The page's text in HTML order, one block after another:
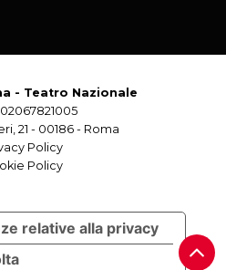
- Teatro Nazionale
21 - 00186 - Roma
Policy
Policy
relative alla privacy